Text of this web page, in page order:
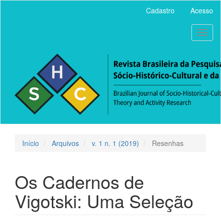
Navegação
Principal
Conteúdo
principal
Barra
Lateral
Cadastro Acesso
Início Arquivos v. 1 n. 1 (2019) Resenhas
Os Cadernos de
Vigotski: Uma Seleção